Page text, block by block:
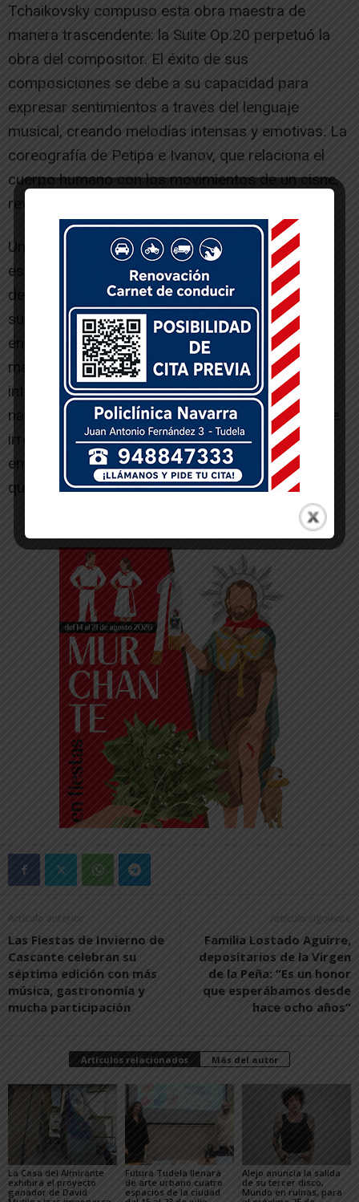
Tchaikovsky compuso esta obra maestra de
manera trascendente: la Suite Op.20 perpetuó la
obra del compositor. El éxito de sus
composiciones se debe a su capacidad para
expresar sentimientos a través del lenguaje
musical, creando melodías intensas y emotivas. La
coreografía de Petipa e Ivanov, que relaciona el
cuerpo humano con los movimientos de un cisne,
revela su genialidad y capacidad creativa.
Una producción clásica con elementos
escenográficos de increíble realismo, vestuario
deslumbrante, accesorios elaborados con
suntuosos detalles y una gama de melodías
encantadoras que conforman esta gran obra
maestra del ballet clásico. Un elenco de artistas
internacionales compuesto por nueve
nacionalidades, dan cuerpo y alma a esta genial e
irresistible producción clásica. Una experiencia
emocionante e inolvidable. Un espectáculo único
que perdurará en la memoria del público.
Artículo anterior
Las Fiestas de Invierno de
Cascante celebran su
séptima edición con más
música, gastronomía y
mucha participación
Artículo siguiente
Familia Lostado Aguirre,
depositarios de la Virgen
de la Peña: “Es un honor
que esperábamos desde
hace ocho años”
Artículos relacionados Más del autor
La Casa del Almirante
exhibirá el proyecto
ganador de David
Futura Tudela llenará
de arte urbano cuatro
espacios de la ciudad
Alejo anuncia la salida
de su tercer disco,
Mundo en ruinas, para